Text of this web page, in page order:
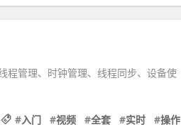
程管理、时钟管理、线程同步、设备使
#入门 #视频 #全套 #实时 #操作